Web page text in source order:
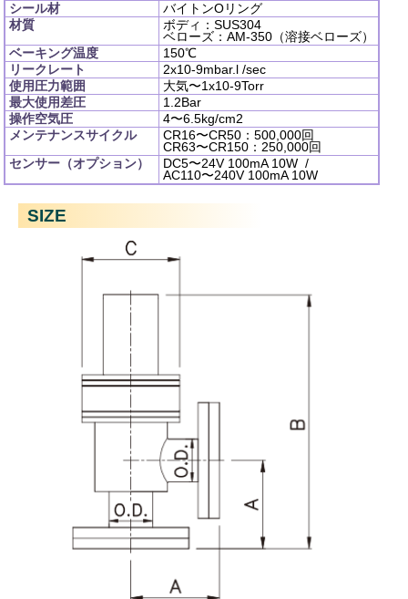
シール材
バイトンOリング
材質
ボディ：SUS304
ベローズ：AM-350（溶接ベローズ）
ベーキング温度
150℃
リークレート
2x10-9mbar.l /sec
使用圧力範囲
大気〜1x10-9Torr
最大使用差圧
1.2Bar
操作空気圧
4〜6.5kg/cm2
メンテナンスサイクル
CR16〜CR50：500,000回
CR63〜CR150：250,000回
センサー（オプション）
DC5〜24V 100mA 10W /
AC110〜240V 100mA 10W
SIZE